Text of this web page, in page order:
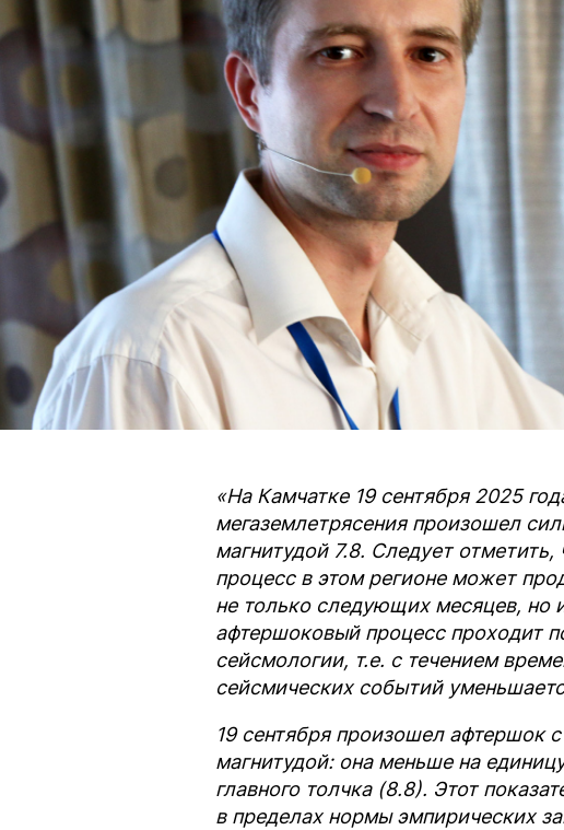
«На Камчатке 19 сентября 2025
мегаземлетрясения произошел
магнитудой 7.8. Следует
процесс в этом регионе может
не только следующих месяцев, но
афтершоковый процесс проходит
сейсмологии, т.е. с течением
сейсмических событий
19 сентября произошел афтершок
магнитудой: она меньше на
главного толчка (8.8). Этот
в пределах нормы эмпирических